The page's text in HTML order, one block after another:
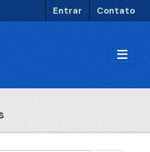
Entrar Contato